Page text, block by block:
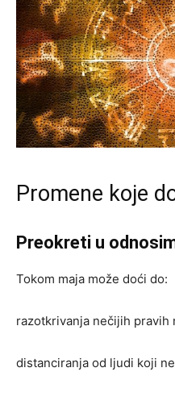
Promene koje
Preokreti u
Tokom maja može doći do:
razotkrivanja nečijih pravih
distanciranja od ljudi koji